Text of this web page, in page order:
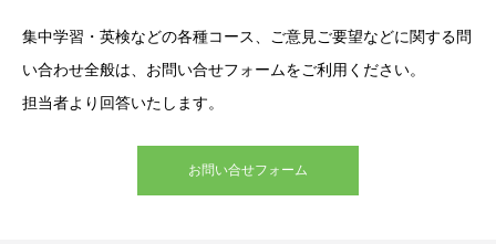
集中学習・英検などの各種コース、ご意見ご要望などに関する問
い合わせ全般は、お問い合せフォームをご利用ください。
担当者より回答いたします。
お問い合せフォーム